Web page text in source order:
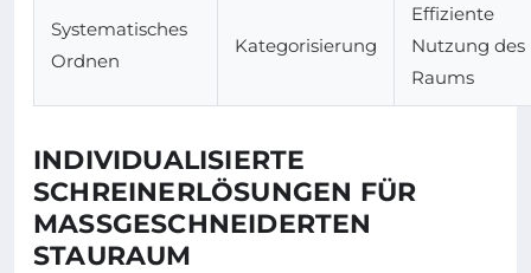
Systematisches
Ordnen
Kategorisierung
Effiziente
Nutzung des
Raums
INDIVIDUALISIERTE
SCHREINERLÖSUNGEN FÜR
MASSGESCHNEIDERTEN S
TAURAUM